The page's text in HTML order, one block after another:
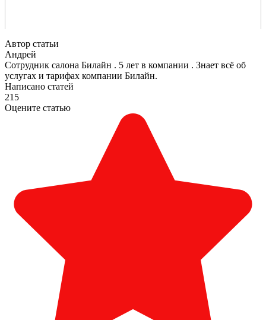
Автор статьи
Андрей
Сотрудник салона Билайн . 5 лет в компании . Знает всё об
услугах и тарифах компании Билайн.
Написано статей
215
Оцените статью